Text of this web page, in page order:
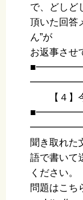
で、どしど
頂いた回答
ん”が
お返事させ
【４】今
聞き取れた
語で書いて
ください。
問題はこち